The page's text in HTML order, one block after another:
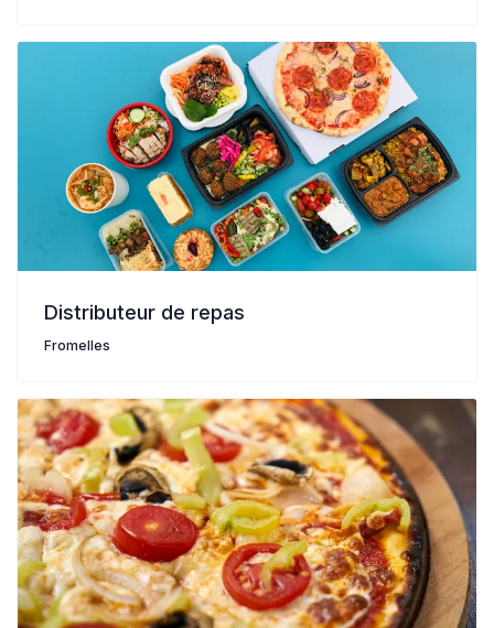
Distributeur de repas
Fromelles